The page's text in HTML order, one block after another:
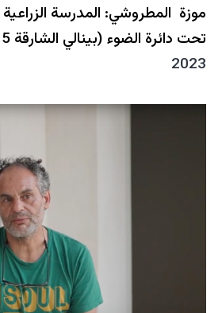
موزة المطروشي: المدرسة الزراعية
تحت دائرة الضوء (بينالي الشارقة 15)
2023